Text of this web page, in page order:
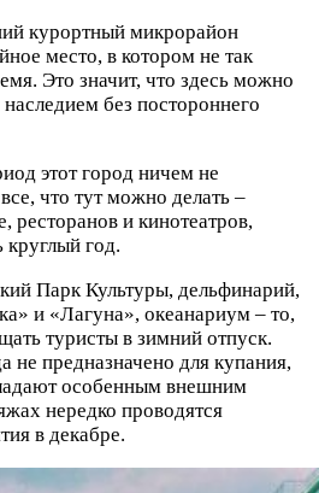
курортный микрорайон
место, в котором не так
Это значит, что здесь можно
без постороннего
этот город ничем не
что тут можно делать –
ресторанов и кинотеатров,
круглый год.
Парк Культуры, дельфинарий,
и «Лагуна», океанариум – то,
туристы в зимний отпуск.
не предназначено для купания,
особенным внешним
нередко проводятся
в декабре.